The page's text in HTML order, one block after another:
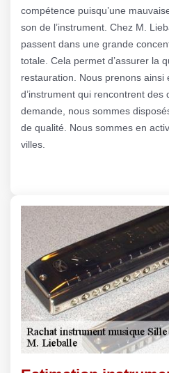
compétence puisqu’une
son de l’instrument. Chez M.
passent dans une grande
totale. Cela permet d’assurer la
restauration. Nous prenons ainsi
d’instrument qui rencontrent des
demande, nous sommes
de qualité. Nous sommes en
villes.